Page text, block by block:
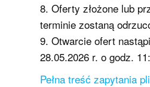
8. Oferty złożone lub
terminie zostaną
9. Otwarcie ofert
28.05.2026 r. o godz.
Pełna treść zapytania